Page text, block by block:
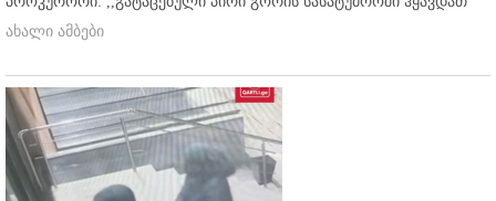
ახალი ამბები